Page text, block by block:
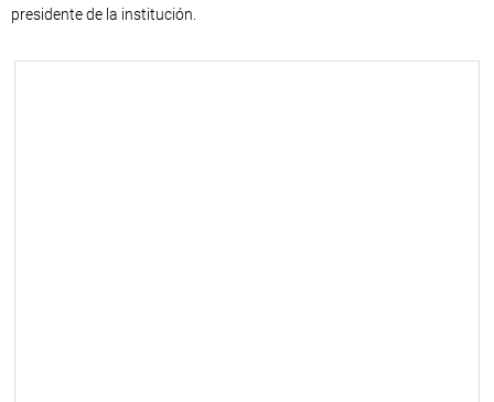
presidente de la institución.